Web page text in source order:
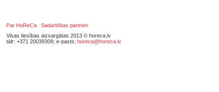
Par HoReCa
Sadarbības partneri
Visas tiesības aizsargātas 2013 © horeca.lv
tālr: +371 20039309; e-pasts: horeca@horeca.lv